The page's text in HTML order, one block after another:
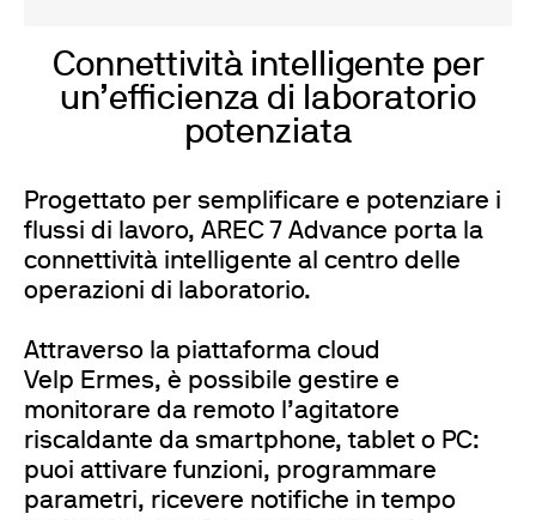
Connettività intelligente per
un’efficienza di laboratorio
potenziata
Progettato per semplificare e potenziare i
flussi di lavoro, AREC 7 Advance porta la
connettività intelligente al centro delle
operazioni di laboratorio.
Attraverso la piattaforma cloud
Velp Ermes, è possibile gestire e
monitorare da remoto l’agitatore
riscaldante da smartphone, tablet o PC:
puoi attivare funzioni, programmare
parametri, ricevere notifiche in tempo